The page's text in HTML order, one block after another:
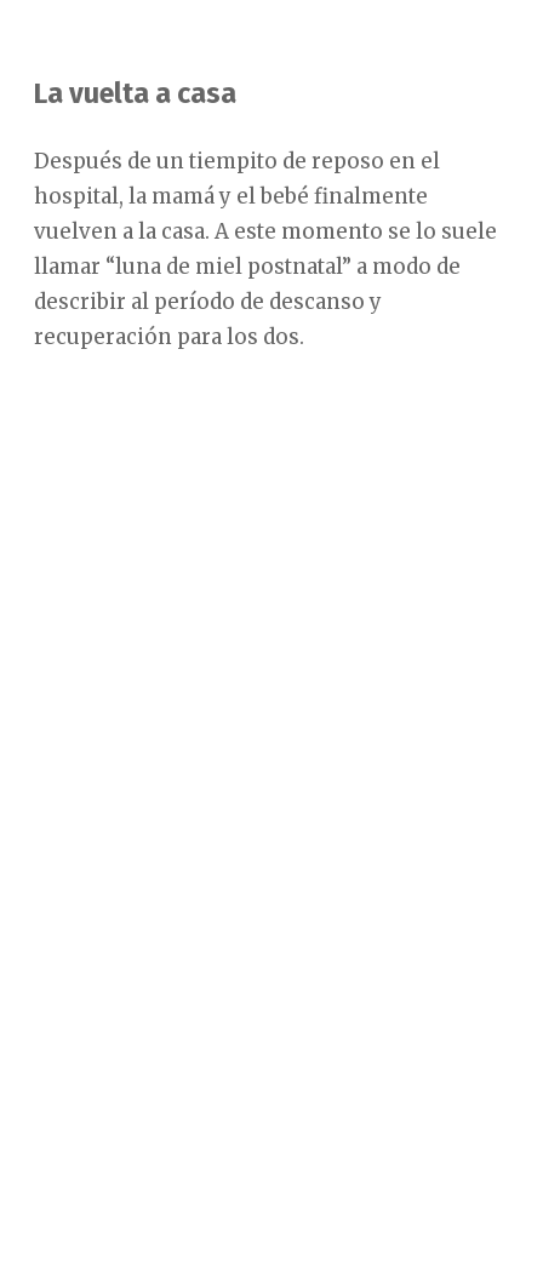
La vuelta a casa
Después de un tiempito de reposo en el
hospital, la mamá y el bebé finalmente
vuelven a la casa. A este momento se lo suele
llamar “luna de miel postnatal” a modo de
describir al período de descanso y
recuperación para los dos.